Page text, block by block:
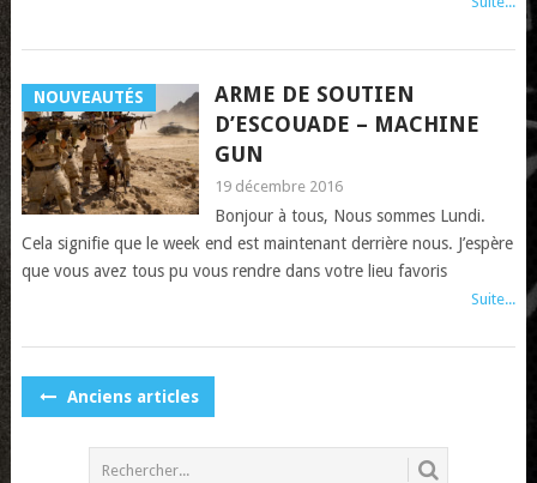
NOUVEAUTÉS
ARME DE SOUTIEN
D’ESCOUADE – MACHINE
GUN
19 décembre 2016
Bonjour à tous, Nous sommes Lundi.
Cela signifie que le week end est maintenant derrière nous. J’espère
que vous avez tous pu vous rendre dans votre lieu favoris
Suite...
POSTS
Anciens articles